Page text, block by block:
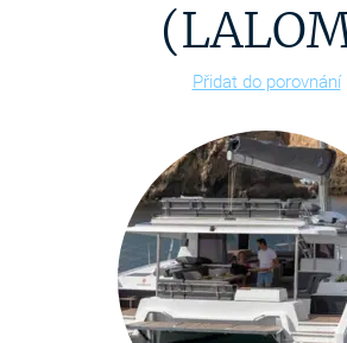
Přidat do porovnání